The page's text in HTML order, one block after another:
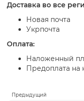
Предыдущий
Доставка во все
Новая почта
Укрпочта
Оплата:
Наложенный
Предоплата на